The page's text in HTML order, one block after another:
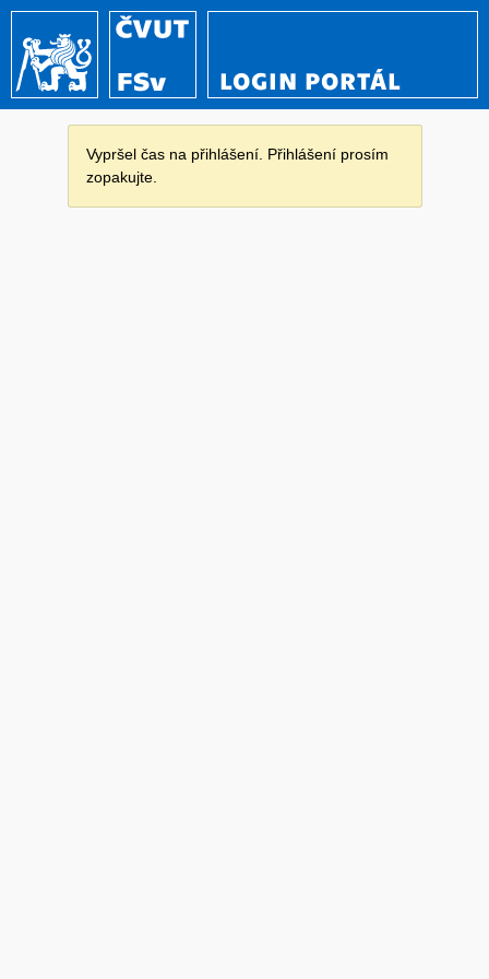
LOGIN PORTÁL
Vypršel čas na přihlášení. Přihlášení prosím
zopakujte.